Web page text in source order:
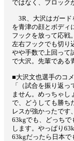
ではなく、ブロック
3R、大沢はガード
を青津の顔とボディ
フックを放って応戦
左右フックでも切り
やや手数で上回って
で大沢。先輩である
■大沢文也選手のコ
「（試合を振り返
ません。めっちゃし
で、どうしても勝ち
レスが強かったです
63kgでも、どっちで
します。やっぱり
63kgだったら日本で